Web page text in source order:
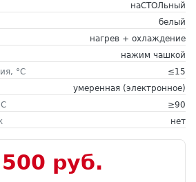
наСТОЛьный
белый
нагрев + охлаждение
нажим чашкой
°C
≤15
умеренная (электронное)
≥90
нет
руб.